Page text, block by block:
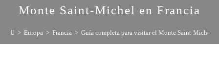
Monte Saint-Michel en Francia
> Europa > Francia > Guía completa para visitar el Monte Saint-Michel